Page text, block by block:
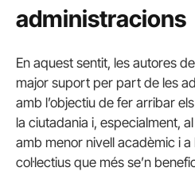
administracions
En aquest sentit, les autores
major suport per part de les
amb l’objectiu de fer arribar
la ciutadania i, especialment,
amb menor nivell acadèmic i
col·lectius que més se’n